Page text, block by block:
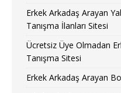
Erkek Arkadaş Arayan
Tanışma İlanları Sitesi
Ücretsiz Üye Olmadan
Tanışma Sitesi
Erkek Arkadaş Arayan